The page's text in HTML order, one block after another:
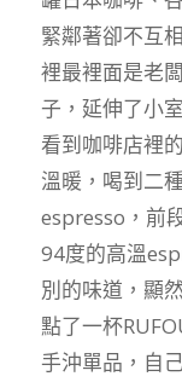
緊鄰著卻不互
裡最裡面是老
子，延伸了小
看到咖啡店裡
溫暖，喝到二
espresso，前
94度的高溫
別的味道，顯
點了一杯
手沖單品，自